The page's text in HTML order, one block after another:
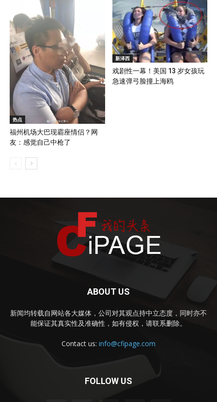
热点
福州机场大巴现霸座情侣？网
友：感觉自己中枪了
新泽西
戏剧性一幕！美国 13 岁女孩玩
急速弹弓脸撞上海鸥
ABOUT US
新闻均转载自网站各大媒体，公司对其观点持中立态度，同时亦不
能保证其真实性及准确性，如有侵权，请联系删除。
Contact us: info@cfipage.com
FOLLOW US